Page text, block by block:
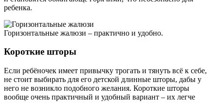
ребенка.
Горизонтальные жалюзи – практично и удобно.
Короткие шторы
Если ребёночек имеет привычку трогать и тянуть всё к себе,
не стоит выбирать для его детской длинные шторы, дабы у
него не возникло подобного желания. Короткие шторы
вообще очень практичный и удобный вариант – их легче